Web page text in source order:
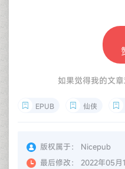
如果觉得我的文
EPUB 仙侠
版权属于：
Nicepub
最后修改：
2022年05月